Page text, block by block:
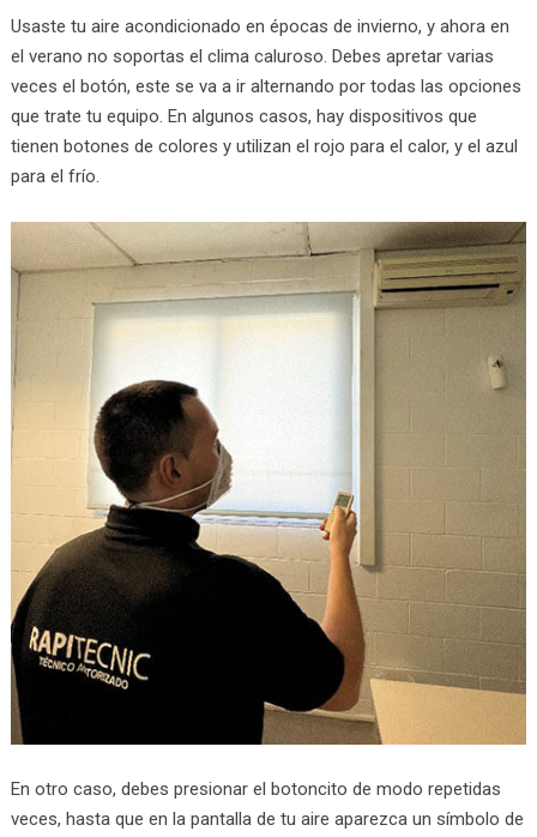
Usaste tu aire acondicionado en épocas de invierno, y ahora en
el verano no soportas el clima caluroso. Debes apretar varias
veces el botón, este se va a ir alternando por todas las opciones
que trate tu equipo. En algunos casos, hay dispositivos que
tienen botones de colores y utilizan el rojo para el calor, y el azul
para el frío.
En otro caso, debes presionar el botoncito de modo repetidas
veces, hasta que en la pantalla de tu aire aparezca un símbolo de